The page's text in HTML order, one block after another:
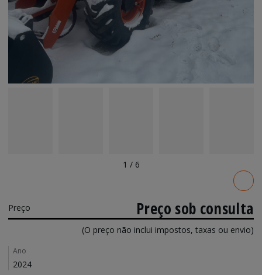
1 / 6
Preço Preço sob consulta
(O preço não inclui impostos, taxas ou envio)
Details
Ano
2024